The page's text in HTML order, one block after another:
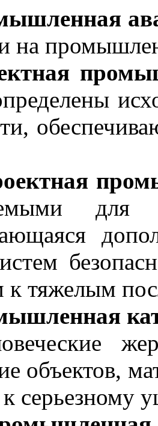
на
тяжелым
объектов,
серьезному